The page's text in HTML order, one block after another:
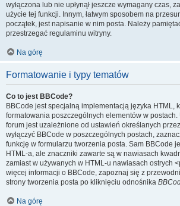
wyłączona lub nie upłynął jeszcze wymagany czas,
użycie tej funkcji. Innym, łatwym sposobem na
początek, jest napisanie w nim posta. Należy
przestrzegać regulaminu witryny.
Na górę
Formatowanie i typy tematów
Co to jest BBCode?
BBCode jest specjalną implementacją języka HTML,
formatowania poszczególnych elementów w
forum jest uzależnione od ustawień określanych
wyłączyć BBCode w poszczególnych postach,
funkcję w formularzu tworzenia posta. Sam BBCode
HTML-a, ale znaczniki zawarte są w nawiasach
zamiast w używanych w HTML-u nawiasach ostrych
więcej informacji o BBCode, zapoznaj się z
strony tworzenia posta po kliknięciu odnośnika
Na górę